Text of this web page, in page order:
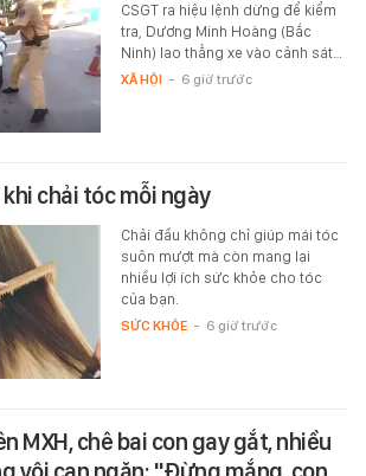
CSGT ra hiệu lệnh dừng để kiểm
tra, Dương Minh Hoàng (Bắc
Ninh) lao thẳng xe vào cảnh sát…
XÃ HỘI - 6 giờ trước
chải tóc mỗi ngày
Chải đầu không chỉ giúp mái tóc
suôn mượt mà còn mang lại
nhiều lợi ích sức khỏe cho tóc
của bạn.
SỨC KHỎE - 6 giờ trước
MXH, chê bai con gay gắt, nhiều